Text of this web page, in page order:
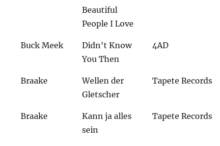
Beautiful
People I Love
Buck Meek
Didn't Know
You Then
4AD
Braake
Wellen der
Gletscher
Tapete Records
Braake
Kann ja alles
sein
Tapete Records